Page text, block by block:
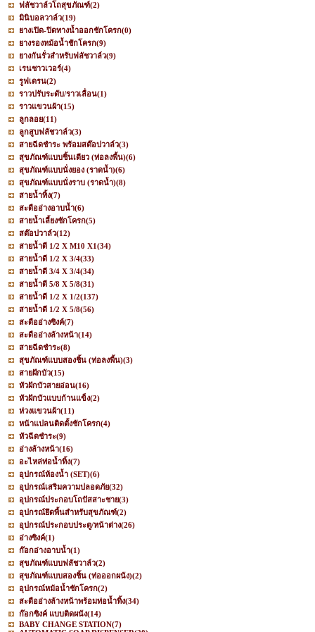
ฟลัชวาล์วโถสุขภัณฑ์(2)
มินิบอลวาล์ว(19)
ยางเปิด-ปิดทางน้ำออกชักโครก(0)
ยางรองหม้อน้ำชักโครก(9)
ยางกันรั่วสำหรับฟลัชวาล์ว(9)
เรนชาวเวอร์(4)
รูฟเดรน(2)
ราวปรับระดับ/ราวเลื่อน(1)
ราวแขวนผ้า(15)
ลูกลอย(11)
ลูกสูบฟลัชวาล์ว(3)
สายฉีดชำระ พร้อมสต๊อปวาล์ว(3)
สุขภัณฑ์แบบชิ้นเดียว (ท่อลงพื้น)(6)
สุขภัณฑ์แบบนั่งยอง (ราดน้ำ)(6)
สุขภัณฑ์แบบนั่งราบ (ราดน้ำ)(8)
สายน้ำทิ้ง(7)
สะดืออ่างอาบน้ำ(6)
สายน้ำเลี้ยงชักโครก(5)
สต๊อปวาล์ว(12)
สายน้ำดี 1/2 X M10 X1(34)
สายน้ำดี 1/2 X 3/4(33)
สายน้ำดี 3/4 X 3/4(34)
สายน้ำดี 5/8 X 5/8(31)
สายน้ำดี 1/2 X 1/2(137)
สายน้ำดี 1/2 X 5/8(56)
สะดืออ่างซิงค์(7)
สะดืออ่างล้างหน้า(14)
สายฉีดชำระ(8)
สุขภัณฑ์แบบสองชิ้น (ท่อลงพื้น)(3)
สายฝักบัว(15)
หัวฝักบัวสายอ่อน(16)
หัวฝักบัวแบบก้านแข็ง(2)
ห่วงแขวนผ้า(11)
หน้าแปลนติดตั้งชักโครก(4)
หัวฉีดชำระ(9)
อ่างล้างหน้า(16)
อะไหล่ท่อน้ำทิ้ง(7)
อุปกรณ์ห้องน้ำ (SET)(6)
อุปกรณ์เสริมความปลอดภัย(32)
อุปกรณ์ประกอบโถปัสสาะชาย(3)
อุปกรณ์ยึดพื้นสำหรับสุขภัณฑ์(2)
อุปกรณ์ประกอบประตู/หน้าต่าง(26)
อ่างซิงค์(1)
ก๊อกอ่างอาบน้ำ(1)
สุขภัณฑ์แบบฟลัชวาล์ว(2)
สุขภัณฑ์แบบสองชิ้น (ท่อออกผนัง)(2)
อุปกรณ์หม้อน้ำชักโครก(2)
สะดืออ่างล้างหน้าพร้อมท่อน้ำทิ้ง(34)
ก๊อกซิงค์ แบบติดผนัง(14)
BABY CHANGE STATION(7)